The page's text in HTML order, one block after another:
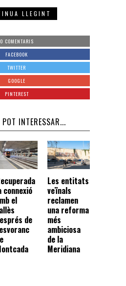
LLEGINT
0 COMENTARIS
FACEBOOK
TWITTER
GOOGLE
PINTEREST
POT INTERESSAR...
connexió
el
de
Les entitats
veïnals
reclamen
una reforma
més
ambiciosa
de la
Meridiana